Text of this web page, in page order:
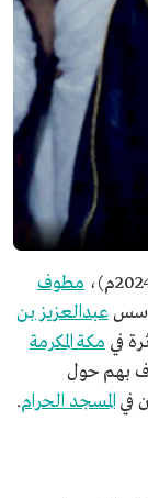
مطوف
عبدالعزيز بن
في مكة المكرمة
بهم حول
في المسجد الحرام.